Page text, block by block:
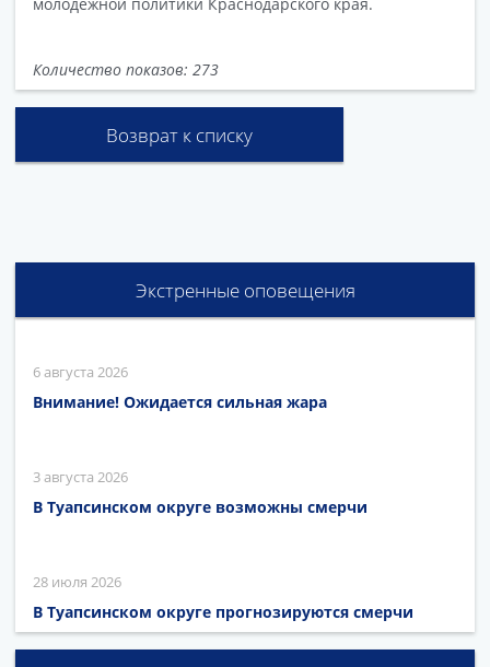
Количество показов: 273
Возврат к списку
Экстренные оповещения
6 августа 2026
Внимание! Ожидается сильная жара
3 августа 2026
В Туапсинском округе возможны смерчи
28 июля 2026
В Туапсинском округе прогнозируются смерчи